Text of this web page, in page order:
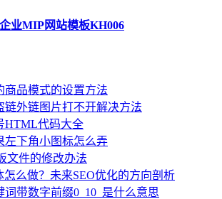
业MIP网站模板KH006
商品模式的设置方法
链外链图片打不开解决方法
HTML代码大全
左下角小图标怎么弄
文件的修改办法
怎么做？未来SEO优化的方向剖析
词带数字前缀0_10_是什么意思